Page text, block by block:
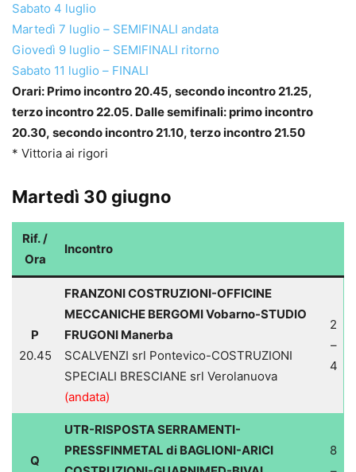
Sabato 4 luglio
Martedì 7 luglio – SEMIFINALI andata
Giovedì 9 luglio – SEMIFINALI ritorno
Sabato 11 luglio – FINALI
Orari: Primo incontro 20.45, secondo incontro 21.25,
terzo incontro 22.05. Dalle semifinali: primo incontro
20.30, secondo incontro 21.10, terzo incontro 21.50
* Vittoria ai rigori
Martedì 30 giugno
Rif. /
Ora
Incontro
P
20.45
FRANZONI COSTRUZIONI-OFFICINE
MECCANICHE BERGOMI Vobarno-STUDIO
FRUGONI Manerba
SCALVENZI srl Pontevico-COSTRUZIONI
SPECIALI BRESCIANE srl Verolanuova
(andata)
2
–
4
Q
UTR-RISPOSTA SERRAMENTI-
PRESSFINMETAL di BAGLIONI-ARICI
8